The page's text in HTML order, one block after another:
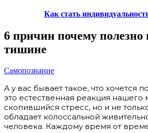
Как стать
6 причин почему полезно
тишине
Самопознание
А у вас бывает такое, что хочется
это естественная реакция нашего
скопившийся стресс, но и не
обладает колоссальной
человека. Каждому время от